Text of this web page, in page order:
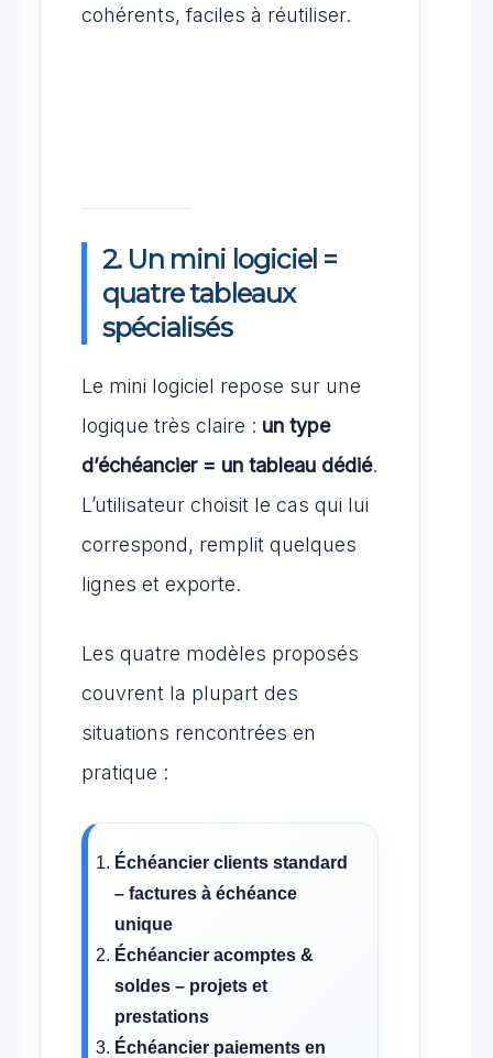
cohérents, faciles à réutiliser.
2. Un mini logiciel =
quatre tableaux
spécialisés
Le mini logiciel repose sur une
logique très claire : un type
d’échéancier = un tableau dédié.
L’utilisateur choisit le cas qui lui
correspond, remplit quelques
lignes et exporte.
Les quatre modèles proposés
couvrent la plupart des
situations rencontrées en
pratique :
Échéancier clients standard
– factures à échéance
unique
Échéancier acomptes &
soldes – projets et
prestations
Échéancier paiements en